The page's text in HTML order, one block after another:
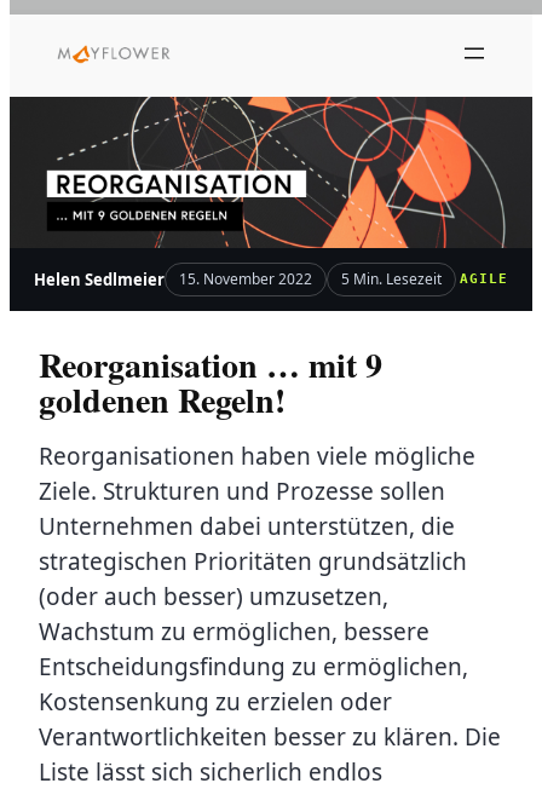
Inhalt
Helen Sedlmeier 15. November 2022 5 Min. Lesezeit AGILE
Reorganisation … mit 9
goldenen Regeln!
Reorganisationen haben viele mögliche
Ziele. Strukturen und Prozesse sollen
Unternehmen dabei unterstützen, die
strategischen Prioritäten grundsätzlich
(oder auch besser) umzusetzen,
Wachstum zu ermöglichen, bessere
Entscheidungsfindung zu ermöglichen,
Kostensenkung zu erzielen oder
Verantwortlichkeiten besser zu klären. Die
Liste lässt sich sicherlich endlos